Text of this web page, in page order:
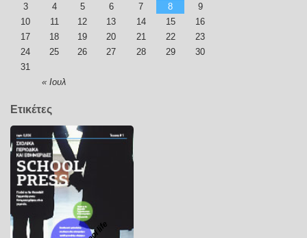
« Ιουλ
3
4 5 6 7 8
9
10
11 12 13 14 15
16
17
18 19 20 21 22
23
24
25 26 27 28 29
30
31
Ετικέτες